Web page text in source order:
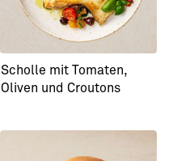
Scholle mit Tomaten,
Oliven und Croutons